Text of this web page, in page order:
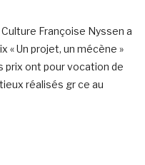
Françoise Nyssen a
« Un projet, un mécène »
prix ont pour vocation de
réalisés gr ce au